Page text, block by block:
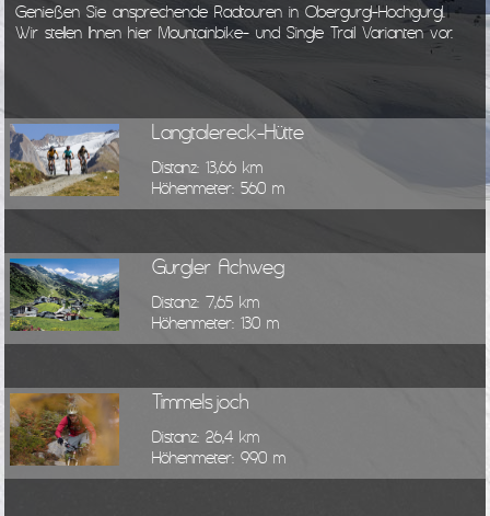
Genießen Sie ansprechende Radtouren in Obergurgl-Hochgurgl.
Wir stellen Ihnen hier Mountainbike- und Single Trail Varianten vor.
Langtalereck-Hütte
Distanz: 13,66 km
Höhenmeter: 560 m
Gurgler Achweg
Distanz: 7,65 km
Höhenmeter: 130 m
Timmelsjoch
Distanz: 26,4 km
Höhenmeter: 990 m